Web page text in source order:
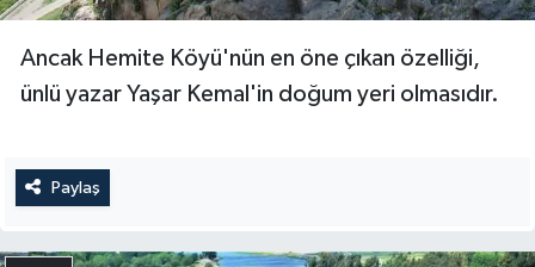
Ancak Hemite Köyü'nün en öne çıkan özelliği,
ünlü yazar Yaşar Kemal'in doğum yeri olmasıdır.
Paylaş